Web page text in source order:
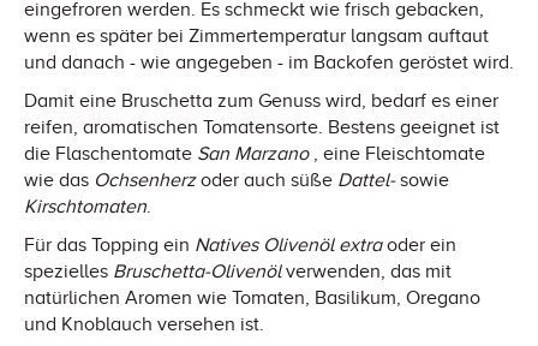
eingefroren werden. Es schmeckt wie frisch gebacken,
wenn es später bei Zimmertemperatur langsam auftaut
und danach - wie angegeben - im Backofen geröstet wird.
Damit eine Bruschetta zum Genuss wird, bedarf es einer
reifen, aromatischen Tomatensorte. Bestens geeignet ist
die Flaschentomate San Marzano , eine Fleischtomate
wie das Ochsenherzoder auch süße Dattel-sowie
Kirschtomaten.
Für das Topping ein Natives Olivenöl extraoder ein
spezielles Bruschetta-Olivenölverwenden, das mit
natürlichen Aromen wie Tomaten, Basilikum, Oregano
und Knoblauch versehen ist.